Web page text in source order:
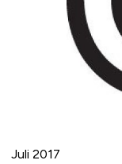
Juli 2017